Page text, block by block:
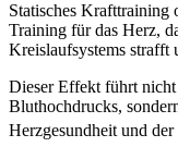
Statisches Krafttraining
Training für das Herz,
Kreislaufsystems strafft
Dieser Effekt führt nicht
Bluthochdrucks,
Herzgesundheit und